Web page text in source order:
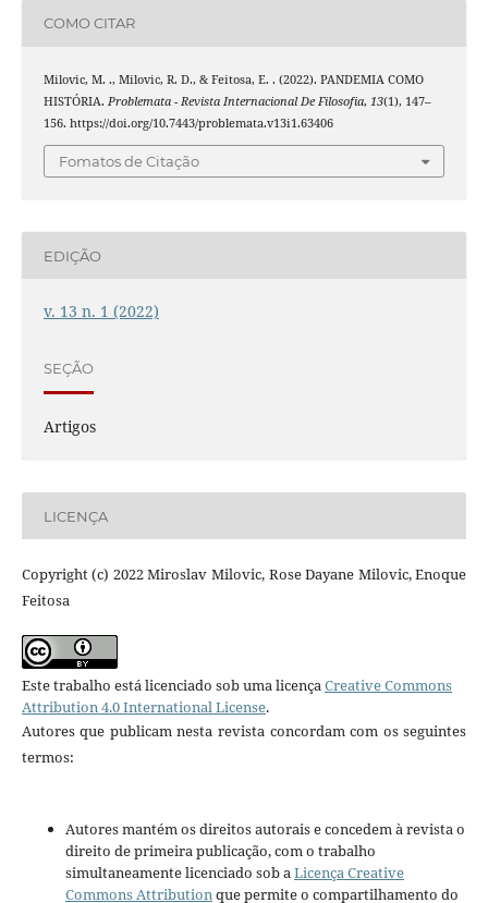
COMO CITAR
Milovic, M. ., Milovic, R. D., & Feitosa, E. . (2022). PANDEMIA COMO
HISTÓRIA. Problemata - Revista Internacional De Filosofia, 13(1), 147–
156. https://doi.org/10.7443/problemata.v13i1.63406
Fomatos de Citação
EDIÇÃO
v. 13 n. 1 (2022)
SEÇÃO
Artigos
LICENÇA
Copyright (c) 2022 Miroslav Milovic, Rose Dayane Milovic, Enoque
Feitosa
Este trabalho está licenciado sob uma licençaCreative Commons
Attribution 4.0 International License.
Autores que publicam nesta revista concordam com os seguintes
termos:
Autores mantém os direitos autorais e concedem à revista o
direito de primeira publicação, com o trabalho
simultaneamente licenciado sob aLicença Creative
Commons Attributionque permite o compartilhamento do